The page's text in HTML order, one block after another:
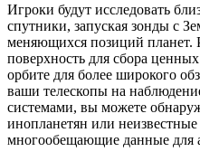
Игроки будут исследовать
спутники, запуская зонды с
меняющихся позиций планет.
поверхность для сбора
орбите для более широкого
ваши телескопы на
системами, вы можете
инопланетян или
многообещающие данные для